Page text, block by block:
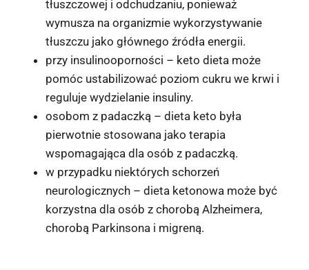
tłuszczowej i odchudzaniu, ponieważ
wymusza na organizmie wykorzystywanie
tłuszczu jako głównego źródła energii.
przy insulinooporności – keto dieta może
pomóc ustabilizować poziom cukru we krwi i
reguluje wydzielanie insuliny.
osobom z padaczką – dieta keto była
pierwotnie stosowana jako terapia
wspomagająca dla osób z padaczką.
w przypadku niektórych schorzeń
neurologicznych – dieta ketonowa może być
korzystna dla osób z chorobą Alzheimera,
chorobą Parkinsona i migreną.